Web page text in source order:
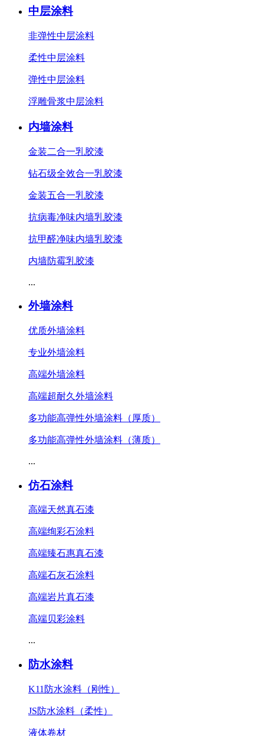
中层涂料
非弹性中层涂料
柔性中层涂料
弹性中层涂料
浮雕骨浆中层涂料
内墙涂料
金装二合一乳胶漆
钻石级全效合一乳胶漆
金装五合一乳胶漆
抗病毒净味内墙乳胶漆
抗甲醛净味内墙乳胶漆
内墙防霉乳胶漆
...
外墙涂料
优质外墙涂料
专业外墙涂料
高端外墙涂料
高端超耐久外墙涂料
多功能高弹性外墙涂料（厚质）
多功能高弹性外墙涂料（薄质）
...
仿石涂料
高端天然真石漆
高端绚彩石涂料
高端臻石惠真石漆
高端石灰石涂料
高端岩片真石漆
高端贝彩涂料
...
防水涂料
K11防水涂料（刚性）
JS防水涂料（柔性）
液体卷材